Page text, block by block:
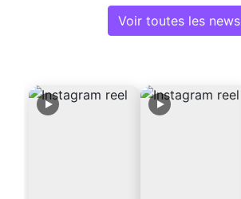
Voir toutes les news